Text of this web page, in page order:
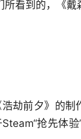
所看到的，《戴
劫前夕》的制
抢先体